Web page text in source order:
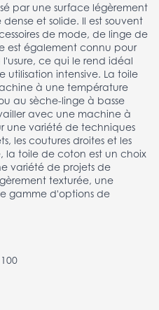
par une surface légèrement
et solide. Il est souvent
de mode, de linge de
est également connu pour
ce qui le rend idéal
utilisation intensive. La toile
à une température
au sèche-linge à basse
avec une machine à
une variété de techniques
les coutures droites et les
la toile de coton est un choix
variété de projets de
texturée, une
gamme d'options de